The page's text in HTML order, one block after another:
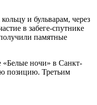
и бульварам, через
в забеге-спутнике
памятные
«Белые ночи» в Санкт-
позицию. Третьим